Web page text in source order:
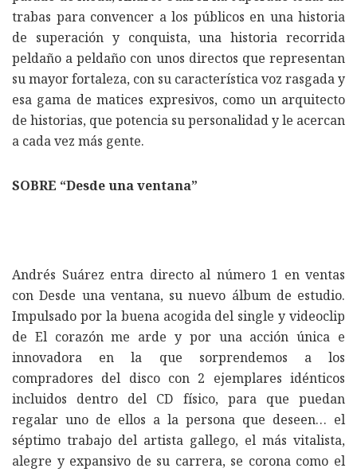
trabas para convencer a los públicos en una historia
de superación y conquista, una historia recorrida
peldaño a peldaño con unos directos que representan
su mayor fortaleza, con su característica voz rasgada y
esa gama de matices expresivos, como un arquitecto
de historias, que potencia su personalidad y le acercan
a cada vez más gente.
SOBRE “Desde una ventana”
Andrés Suárez entra directo al número 1 en ventas
con Desde una ventana, su nuevo álbum de estudio.
Impulsado por la buena acogida del single y videoclip
de El corazón me arde y por una acción única e
innovadora en la que sorprendemos a los
compradores del disco con 2 ejemplares idénticos
incluidos dentro del CD físico, para que puedan
regalar uno de ellos a la persona que deseen… el
séptimo trabajo del artista gallego, el más vitalista,
alegre y expansivo de su carrera, se corona como el